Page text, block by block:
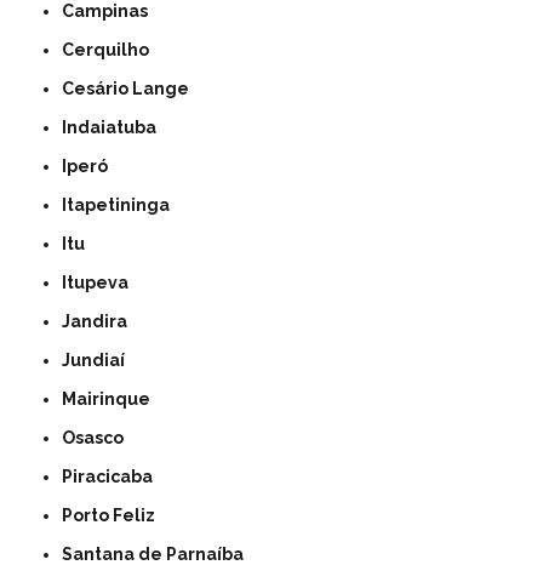
Campinas
Cerquilho
Cesário Lange
Indaiatuba
Iperó
Itapetininga
Itu
Itupeva
Jandira
Jundiaí
Mairinque
Osasco
Piracicaba
Porto Feliz
Santana de Parnaíba